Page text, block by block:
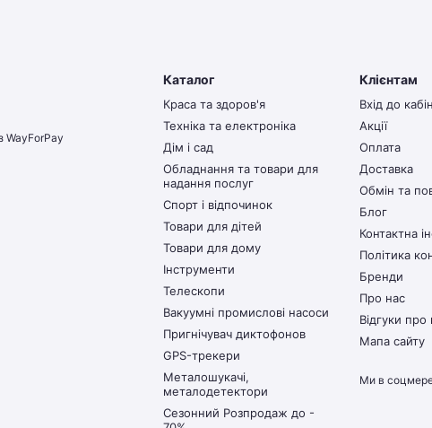
Каталог
Краса та здоров'я
Техніка та електроніка
Дім і сад
Обладнання та товари для
надання послуг
Спорт і відпочинок
Товари для дітей
Товари для дому
Інструменти
Телескопи
Вакуумні промислові насоси
Пригнічувач диктофонов
GPS-трекери
Металошукачі,
металодетектори
Сезонний Розпродаж до -
Клієнтам
Вхід до
Акції
Оплата
Доставка
Обмін та
Блог
Контактна
Політика
Бренди
Про нас
Відгуки про
Мапа сайту
Ми в